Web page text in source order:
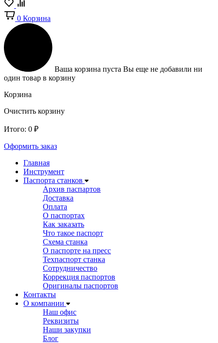
0 Корзина
Ваша корзина пуста Вы еще не добавили ни
один товар в корзину
Корзина
Очистить корзину
Итого: 0 ₽
Оформить заказ
Главная
Инструмент
Паспорта станков
Архив паспартов
Доставка
Оплата
О паспортах
Как заказать
Что такое паспорт
Схема станка
О паспорте на пресс
Техпаспорт станка
Сотрудничество
Коррекция паспортов
Оригиналы паспортов
Контакты
О компании
Наш офис
Реквизиты
Наши закупки
Блог